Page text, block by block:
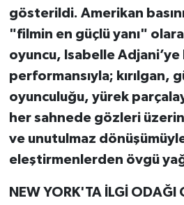
gösterildi. Amerikan
"filmin en güçlü yanı"
oyuncu, Isabelle
performansıyla; kırılgan,
oyunculuğu, yürek
her sahnede gözleri
ve unutulmaz
eleştirmenlerden övgü
NEW YORK'TA İLGİ ODAĞI